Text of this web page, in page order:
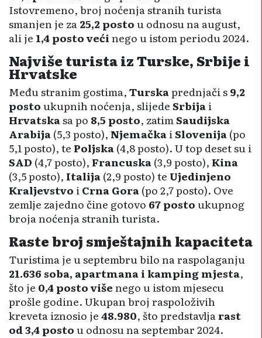
Istovremeno, broj noćenja stranih turista
smanjen je za 25,2 postou odnosu na august,
ali je 1,4 posto većinego u istom periodu 2024.
Najviše turista iz Turske, Srbije i
Hrvatske
Među stranim gostima,Turskaprednjači s9,2
postoukupnih noćenja, slijedeSrbijai
Hrvatskasa po 8,5 posto, zatimSaudijska
Arabija(5,3 posto), NjemačkaiSlovenija(po
5,1 posto), te Poljska(4,8 posto). U top deset su i
SAD (4,7 posto), Francuska(3,9 posto), Kina
(3,5 posto), Italija(2,9 posto) te Ujedinjeno
Kraljevstvo i Crna Gora(po 2,7 posto). Ove
zemlje zajedno čine gotovo 67 postoukupnog
broja noćenja stranih turista.
Raste broj smještajnih kapaciteta
Turistima je u septembru bilo na raspolaganju
21.636 soba, apartmana i kamping mjesta,
što je 0,4 posto višenego u istom mjesecu
prošle godine. Ukupan broj raspoloživih
kreveta iznosio je48.980, što predstavlja rast
od 3,4 postou odnosu na septembar 2024.